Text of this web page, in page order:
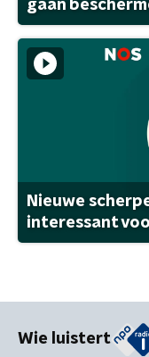
gaan
Nieuwe
interessant
Wie luistert